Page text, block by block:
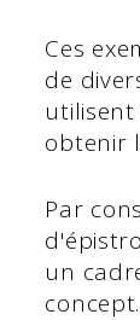
Ces
de
obtenir
Par
un
concept.